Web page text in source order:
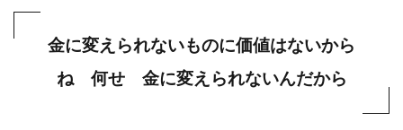
金に変えられないものに価値はないから
ね 何せ 金に変えられないんだから